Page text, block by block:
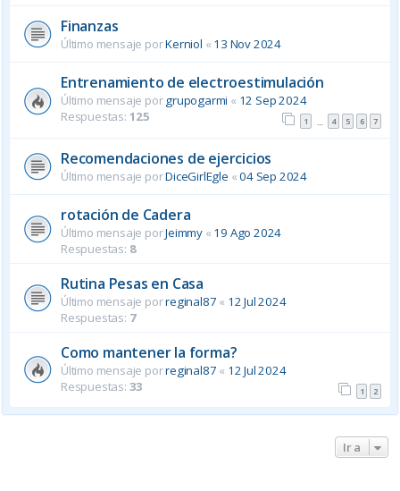
Finanzas
Último mensaje porKerniol « 13 Nov 2024
Entrenamiento de electroestimulación
Último mensaje porgrupogarmi « 12 Sep 2024
Respuestas: 125 1 … 4 5 6 7
Recomendaciones de ejercicios
Último mensaje porDiceGirlEgle «04 Sep 2024
rotación de Cadera
Último mensaje porJeimmy « 19 Ago 2024
Respuestas: 8
Rutina Pesas en Casa
Último mensaje porreginal87 « 12 Jul 2024
Respuestas: 7
Como mantener la forma?
Último mensaje porreginal87 « 12 Jul 2024
Respuestas: 33 1 2
Ir a